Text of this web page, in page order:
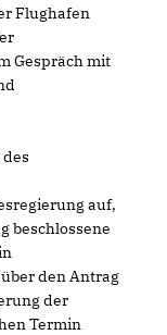
Flughafen
Gespräch mit
auf,
beschlossene
den Antrag
der
Termin